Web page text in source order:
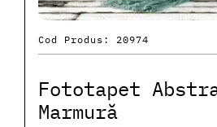
Cod Produs: 20974
Fototapet
Marmură